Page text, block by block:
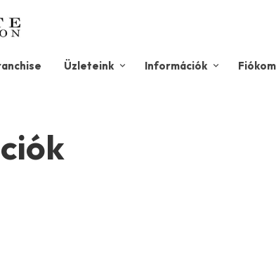
Üzleteink Információk Fiókom